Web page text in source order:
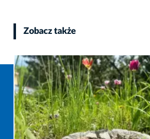
Zobacz także